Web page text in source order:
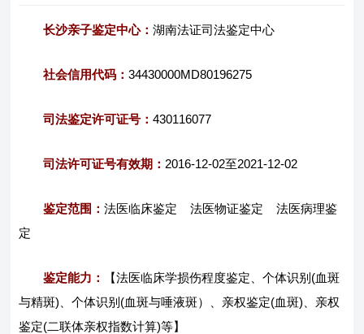
长沙亲子鉴定中心：湖南法证司法鉴定中心
社会信用代码：34430000MD80196275
司法鉴定许可证号：430116077
司法许可证号有效期： 2016-12-02至2021-12-02
鉴定范围：法医临床鉴定 法医物证鉴定 法医病理鉴
定
鉴定能力：
【法医临床学损伤程度鉴定、个体识别(血斑
与精斑)、个体识别(血斑与唾液斑）、亲权鉴定(血斑)、亲权
鉴定(二联体亲权指数计算)等】